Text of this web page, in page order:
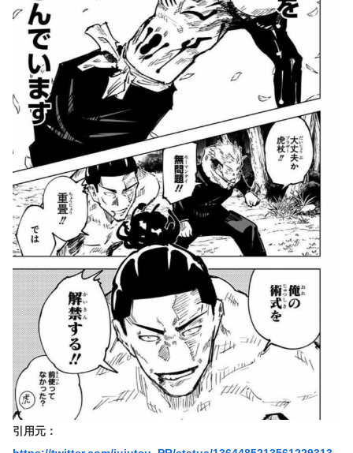
引用元：